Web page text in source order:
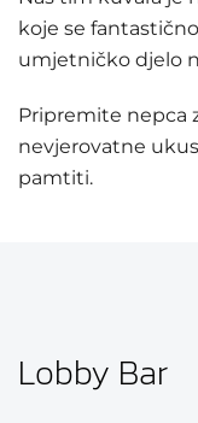
koje se
umjetničko djelo
Pripremite nepca
nevjerovatne
pamtiti.
Lobby Bar